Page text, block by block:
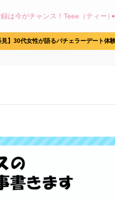
は今がチャンス！Teee（ティー）
見】30代女性が語るバチェラーデート体